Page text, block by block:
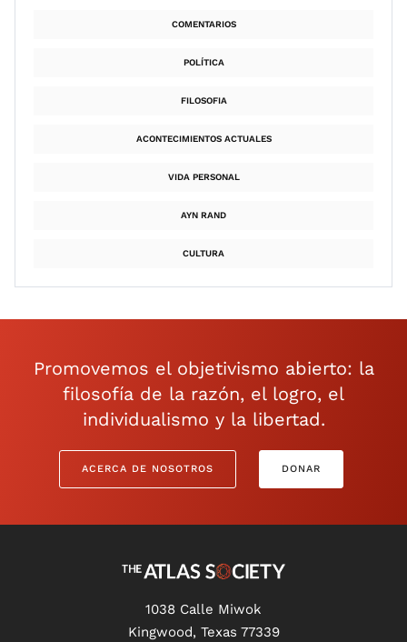
COMENTARIOS
POLÍTICA
FILOSOFIA
ACONTECIMIENTOS ACTUALES
VIDA PERSONAL
AYN RAND
CULTURA
Promovemos el objetivismo abierto: la
filosofía de la razón, el logro, el
individualismo y la libertad.
ACERCA DE NOSOTROS DONAR
1038 Calle Miwok
Kingwood, Texas 77339